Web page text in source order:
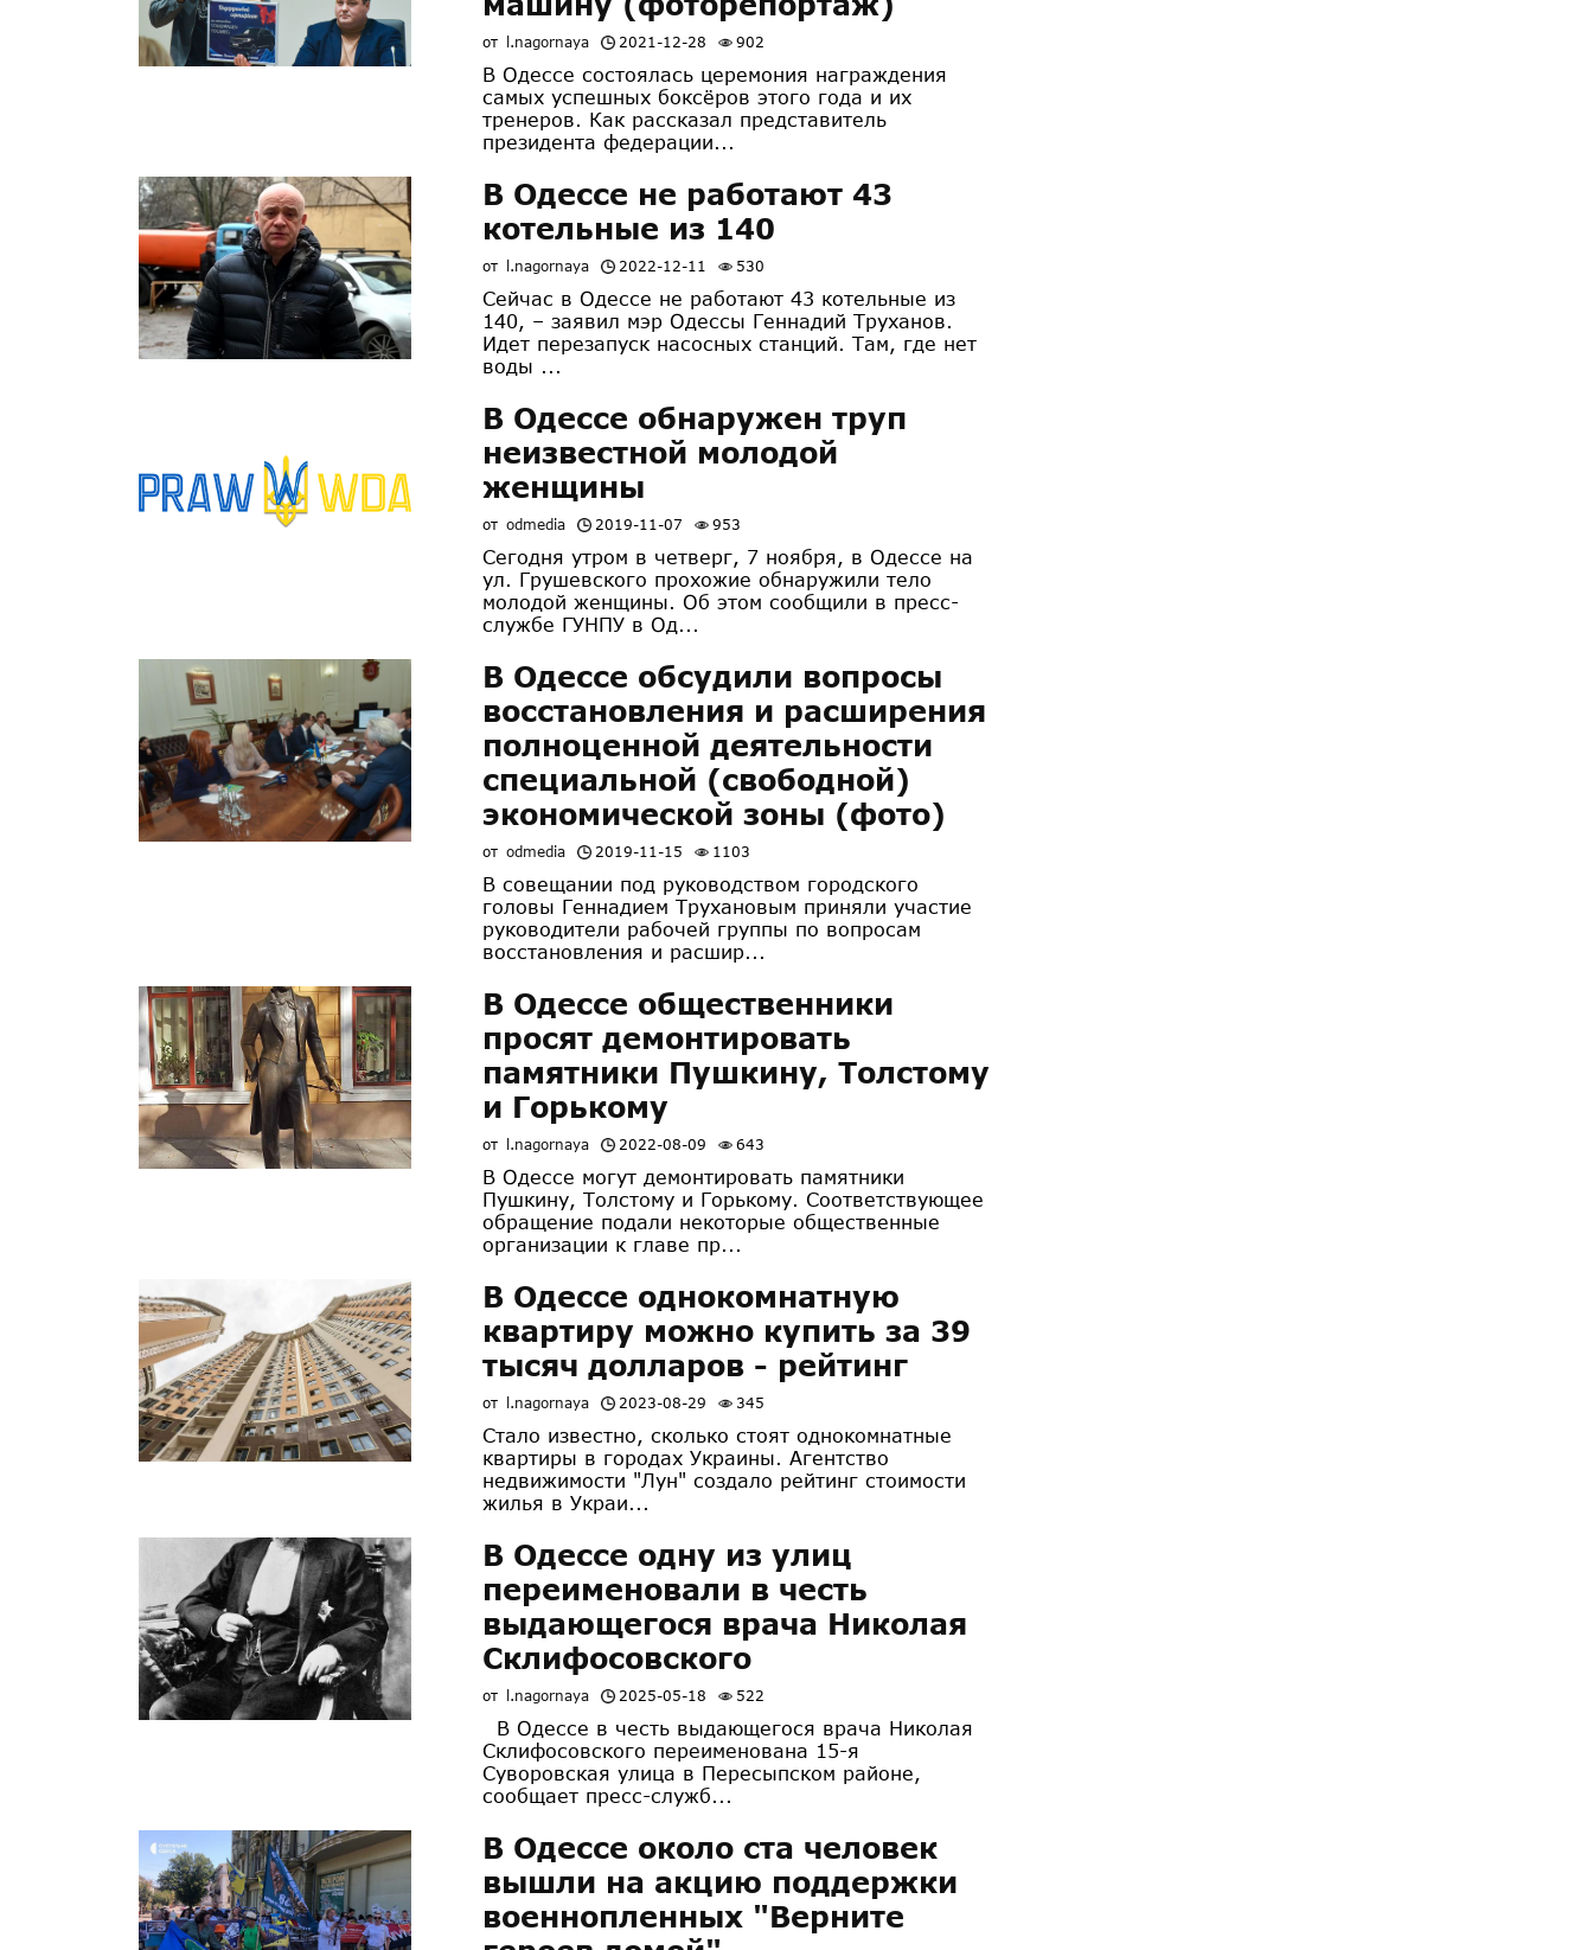
от l.nagornaya 2021-12-28 902
В Одессе состоялась церемония награждения
самых успешных боксёров этого года и их
тренеров. Как рассказал представитель
президента федерации...
В Одессе не работают 43
котельные из 140
от l.nagornaya 2022-12-11 530
Сейчас в Одессе не работают 43 котельные из
140, – заявил мэр Одессы Геннадий Труханов.
Идет перезапуск насосных станций. Там, где нет
воды ...
В Одессе обнаружен труп
неизвестной молодой
женщины
от odmedia 2019-11-07 953
Сегодня утром в четверг, 7 ноября, в Одессе на
ул. Грушевского прохожие обнаружили тело
молодой женщины. Об этом сообщили в пресс-
службе ГУНПУ в Од...
В Одессе обсудили вопросы
восстановления и расширения
полноценной деятельности
специальной (свободной)
экономической зоны (фото)
от odmedia 2019-11-15 1103
В совещании под руководством городского
головы Геннадием Трухановым приняли участие
руководители рабочей группы по вопросам
восстановления и расшир...
В Одессе общественники
просят демонтировать
памятники Пушкину, Толстому
и Горькому
от l.nagornaya 2022-08-09 643
В Одессе могут демонтировать памятники
Пушкину, Толстому и Горькому. Соответствующее
обращение подали некоторые общественные
организации к главе пр...
В Одессе однокомнатную
квартиру можно купить за 39
тысяч долларов - рейтинг
от l.nagornaya 2023-08-29 345
Стало известно, сколько стоят однокомнатные
квартиры в городах Украины. Агентство
недвижимости "Лун" создало рейтинг стоимости
жилья в Украи...
В Одессе одну из улиц
переименовали в честь
выдающегося врача Николая
Склифосовского
от l.nagornaya 2025-05-18 522
В Одессе в честь выдающегося врача Николая
Склифосовского переименована 15-я
Суворовская улица в Пересыпском районе,
сообщает пресс-служб...
В Одессе около ста человек
вышли на акцию поддержки
военнопленных "Верните